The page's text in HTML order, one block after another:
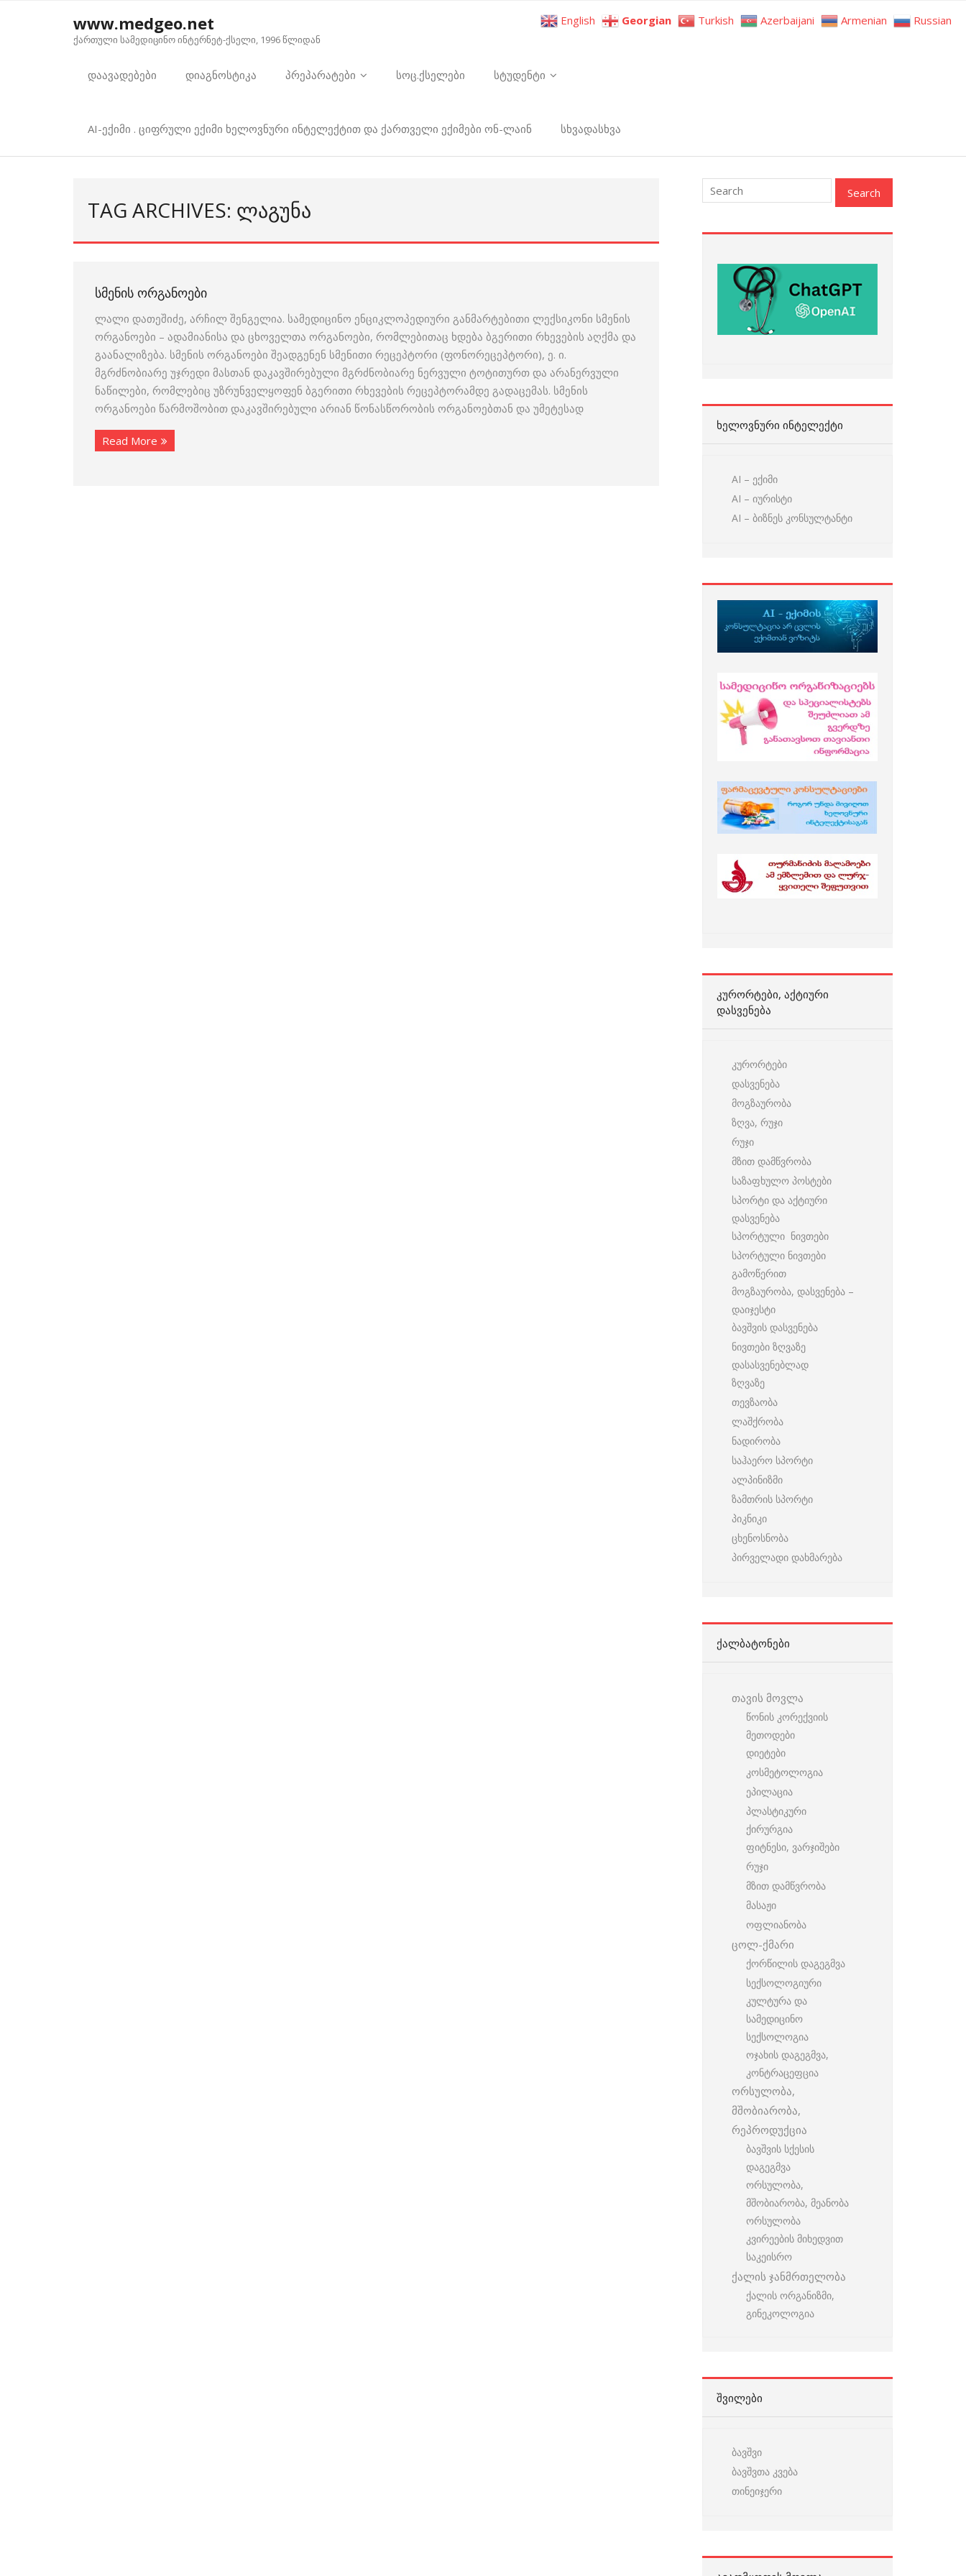
www.medgeo.net
ქართული სამედიცინო ინტერნეტ-ქსელი, 1996 წლიდან
დაავადებები დიაგნოსტიკა პრეპარატები სოც.ქსელები სტუდენტი
AI-ექიმი . ციფრული ექიმი ხელოვნური ინტელექტით და ქართველი ექიმები ონ-ლაინ სხვადასხვა
TAG ARCHIVES: ᲚᲐᲒᲣᲜᲐ
ᲡᲛᲔᲜᲘᲡ ᲝᲠᲒᲐᲜᲝᲔᲑᲘ
ლალი დათეშიძე, არჩილ შენგელია. სამედიცინო ენციკლოპედიური განმარტებითი ლექსიკონი სმენის
ორგანოები – ადამიანისა და ცხოველთა ორგანოები, რომლებითაც ხდება ბგერითი რხევების აღქმა და
გაანალიზება. სმენის ორგანოები შეადგენენ სმენითი რეცეპტორი (ფონორეცეპტორი), ე. ი.
მგრძნობიარე უჯრედი მასთან დაკავშირებული მგრძნობიარე ნერვული ტოტითურთ და არანერვული
ნაწილები, რომლებიც უზრუნველყოფენ ბგერითი რხევების რეცეპტორამდე გადაცემას. სმენის
ორგანოები წარმოშობით დაკავშირებული არიან წონასწორობის ორგანოებთან და უმეტესად
Read More
ᲮᲔᲚᲝᲕᲜᲣᲠᲘ ᲘᲜᲢᲔᲚᲔᲥᲢᲘ
AI – ექიმი
AI – იურისტი
AI – ბიზნეს კონსულტანტი
ᲙᲣᲠᲝᲠᲢᲔᲑᲘ, ᲐᲥᲢᲘᲣᲠᲘ
ᲓᲐᲡᲕᲔᲜᲔᲑᲐ
კურორტები
დასვენება
მოგზაურობა
ზღვა, რუჯი
რუჯი
მზით დამწვრობა
საზაფხულო პოსტები
სპორტი და აქტიური
დასვენება
სპორტული ნივთები
სპორტული ნივთები
გამოწერით
მოგზაურობა, დასვენება –
დაიჯესტი
ბავშვის დასვენება
ნივთები ზღვაზე
დასასვენებლად
ზღვაზე
თევზაობა
ლაშქრობა
ნადირობა
საჰაერო სპორტი
ალპინიზმი
ზამთრის სპორტი
პიკნიკი
ცხენოსნობა
პირველადი დახმარება
ᲥᲐᲚᲑᲐᲢᲝᲜᲔᲑᲘ
თავის მოვლა
წონის კორექვიის
მეთოდები
დიეტები
კოსმეტოლოგია
ეპილაცია
პლასტიკური
ქირურგია
ფიტნესი, ვარჯიშები
რუჯი
მზით დამწვრობა
მასაჟი
ოფლიანობა
ცოლ-ქმარი
ქორწილის დაგეგმვა
სექსოლოგიური
კულტურა და
სამედიცინო
სექსოლოგია
ოჯახის დაგეგმვა,
კონტრაცეფცია
ორსულობა,
მშობიარობა,
რეპროდუქცია
ბავშვის სქესის
დაგეგმვა
ორსულობა,
მშობიარობა, მეანობა
ორსულობა
კვირეების მიხედვით
საკეისრო
ქალის ჯანმრთელობა
ქალის ორგანიზმი,
გინეკოლოგია
ᲨᲕᲘᲚᲔᲑᲘ
ბავშვი
ბავშვთა კვება
თინეიჯერი
English Georgian Turkish Azerbaijani Armenian Russian